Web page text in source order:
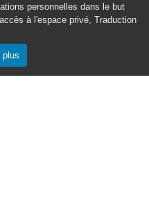
personnelles dans le but
à l'espace privé, Traduction
plus
des données